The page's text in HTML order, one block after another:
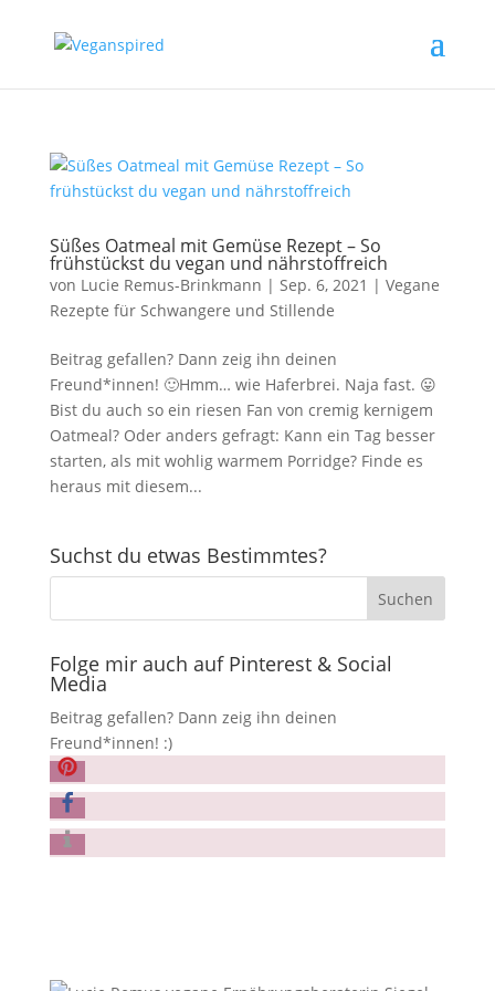
Süßes Oatmeal mit Gemüse Rezept – So
frühstückst du vegan und nährstoffreich
von Lucie Remus-Brinkmann | Sep. 6, 2021 | Vegane
Rezepte für Schwangere und Stillende
Beitrag gefallen? Dann zeig ihn deinen
Freund*innen! 🙂Hmm… wie Haferbrei. Naja fast. 😛
Bist du auch so ein riesen Fan von cremig kernigem
Oatmeal? Oder anders gefragt: Kann ein Tag besser
starten, als mit wohlig warmem Porridge? Finde es
heraus mit diesem...
Suchst du etwas Bestimmtes?
Folge mir auch auf Pinterest & Social
Media
Beitrag gefallen? Dann zeig ihn deinen
Freund*innen! :)